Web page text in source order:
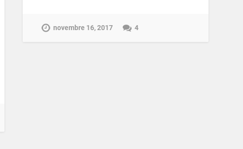
novembre 16, 2017 4